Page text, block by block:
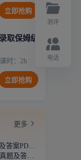
立即抢购
取保姆级
课时： 2 h
立即抢购
更多
新东方考研计算机408真题及答案PDF电子版（2012-2026年）
(2010-2026)考研计算机408真题及答案解析PDF下载版
测评
电话